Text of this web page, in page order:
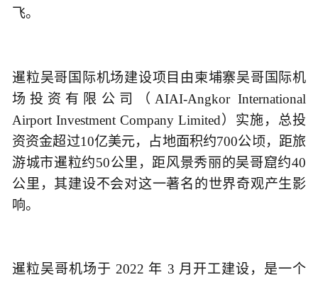
飞。
暹粒吴哥国际机场建设项目由柬埔寨吴哥国际机
场投资有限公司（AIAI-Angkor International
Airport Investment Company Limited）实施，总投
资资金超过10亿美元，占地面积约700公顷，距旅
游城市暹粒约50公里，距风景秀丽的吴哥窟约40
公里，其建设不会对这一著名的世界奇观产生影
响。
暹粒吴哥机场于 2022 年 3 月开工建设，是一个